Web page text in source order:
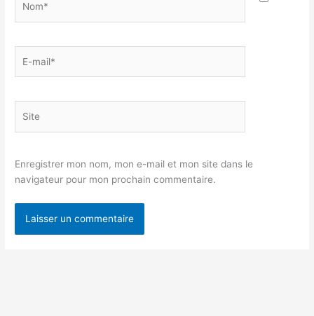
mail*
Enregistrer mon nom, mon e-mail et mon site dans le
navigateur pour mon prochain commentaire.